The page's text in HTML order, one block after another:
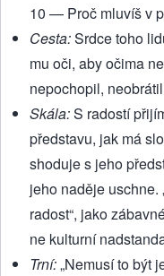
10 — Proč mluvíš v
Cesta:Srdce toho
mu oči, aby očima
nepochopil,
Skála:S radostí
představu, jak má
shoduje s jeho
jeho naděje uschne.
radost“, jako
ne kulturní
Trní:„Nemusí to být